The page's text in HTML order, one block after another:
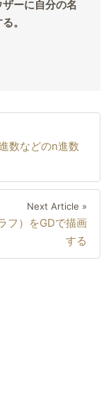
ーに自分の名
。
数などのn進数
Next Article »
フ）をGDで描画
する